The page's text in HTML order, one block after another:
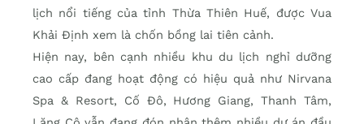
lịch nổi tiếng của tỉnh Thừa Thiên Huế, được Vua
Khải Định xem là chốn bồng lai tiên cảnh.
Hiện nay, bên cạnh nhiều khu du lịch nghỉ dưỡng
cao cấp đang hoạt động có hiệu quả như Nirvana
Spa & Resort, Cố Đô, Hương Giang, Thanh Tâm,